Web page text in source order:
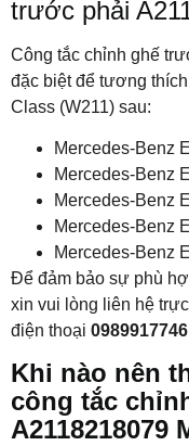
trước phải
Công tắc chỉnh ghế
đặc biệt để tương
Class (W211) sau:
Mercedes-Benz
Mercedes-Benz
Mercedes-Benz
Mercedes-Benz
Mercedes-Benz
Để đảm bảo sự phù
xin vui lòng liên hệ
điện thoại 0989917746
Khi nào nên
công tắc
A2118218079